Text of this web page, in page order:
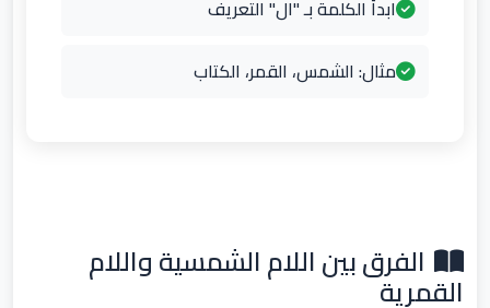
ابدأ الكلمة بـ "ال" التعريف
مثال: الشمس، القمر، الكتاب
الفرق بين اللام الشمسية واللام
القمرية